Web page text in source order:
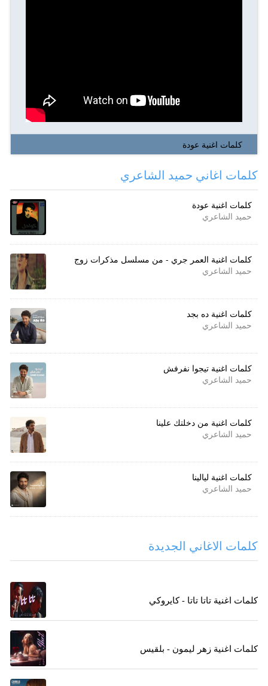
كلمات اغنية عودة
كلمات اغاني حميد الشاعري
كلمات اغنية عودة
حميد الشاعري
كلمات اغنية العمر جري - من مسلسل مذكرات زوج
حميد الشاعري
كلمات اغنية ده بجد
حميد الشاعري
كلمات اغنية تيجوا نفرفش
حميد الشاعري
كلمات اغنية من دخلتك علينا
حميد الشاعري
كلمات اغنية ليالينا
حميد الشاعري
كلمات الاغاني الجديدة
كلمات اغنية تاتا تاتا - كايروكي
كلمات اغنية زهر ليمون - بلقيس